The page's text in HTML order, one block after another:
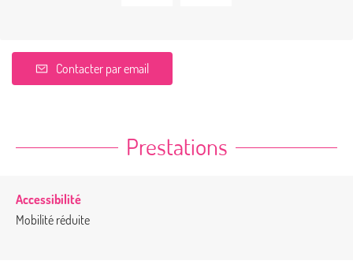
Contacter par email
Prestations
Accessibilité
Mobilité réduite